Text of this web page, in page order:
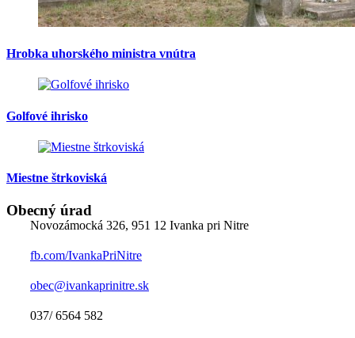
Hrobka uhorského ministra vnútra
Golfové ihrisko
Miestne štrkoviská
Obecný úrad
Novozámocká 326, 951 12 Ivanka pri Nitre
fb.com/IvankaPriNitre
obec@ivankaprinitre.sk
037/ 6564 582